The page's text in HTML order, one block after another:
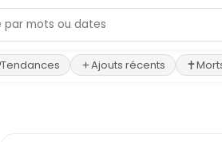
Tendances Ajouts récents